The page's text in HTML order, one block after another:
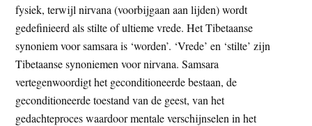
t
e
fysiek, terwijl nirvana (voorbijgaan aan lijden) wordt
gedefinieerd als stilte of ultieme vrede. Het Tibetaanse
synoniem voor samsara is ‘worden’. ‘Vrede’ en ‘stilte’ zijn
Tibetaanse synoniemen voor nirvana. Samsara
vertegenwoordigt het geconditioneerde bestaan, de
geconditioneerde toestand van de geest, van het
gedachteproces waardoor mentale verschijnselen in het